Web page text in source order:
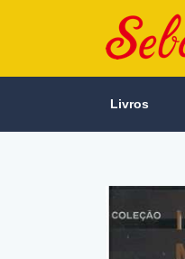
Livros